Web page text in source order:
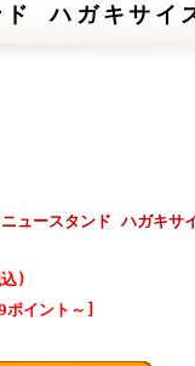
ド ハガキサイ
ュースタンド ハガキサ
)
イント～]